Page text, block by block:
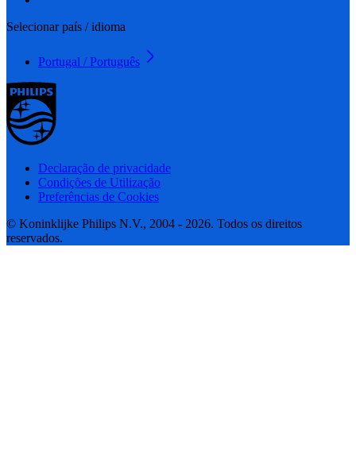
Selecionar país / idioma
Portugal / Português
Declaração de privacidade
Condições de Utilização
Preferências de Cookies
© Koninklijke Philips N.V., 2004 - 2026. Todos os direitos
reservados.